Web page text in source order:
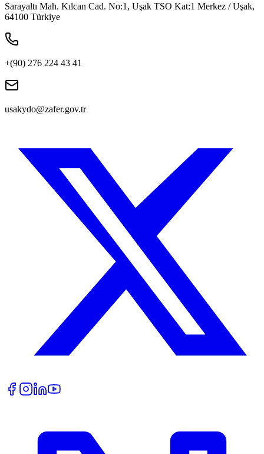
Sarayaltı Mah. Kılcan Cad. No:1, Uşak TSO Kat:1 Merkez / Uşak,
64100 Türkiye
+(90) 276 224 43 41
usakydo@zafer.gov.tr